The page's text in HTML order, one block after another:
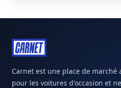
Carnet est une place de
pour les voitures d'occasion et